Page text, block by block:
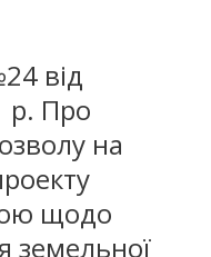
від
р. Про
на
щодо
земельної